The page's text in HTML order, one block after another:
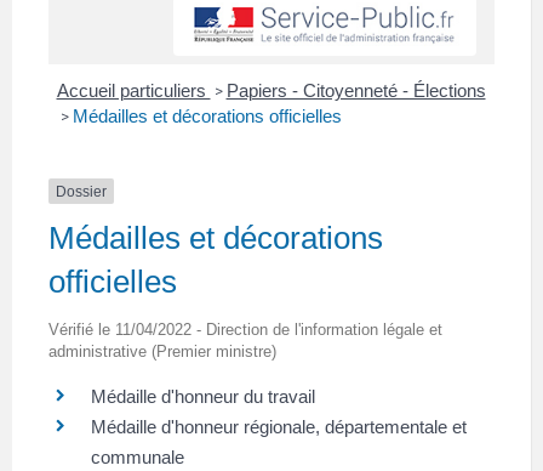
Accueil particuliers > Papiers - Citoyenneté - Élections
> Médailles et décorations officielles
Dossier
Médailles et décorations
officielles
Vérifié le 11/04/2022 - Direction de l'information légale et
administrative (Premier ministre)
Médaille d'honneur du travail
Médaille d'honneur régionale, départementale et
communale